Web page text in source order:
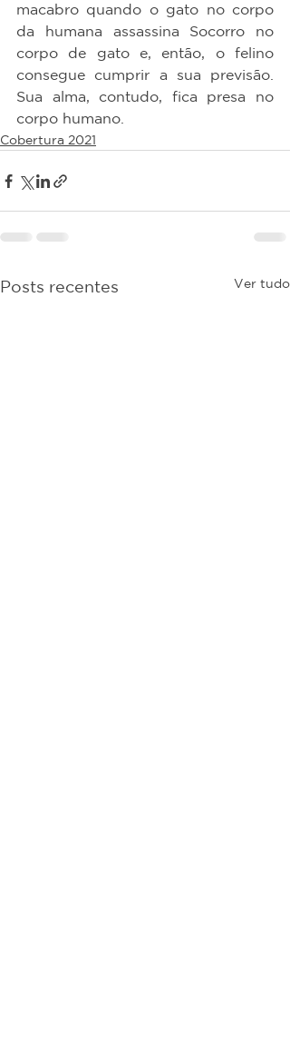
macabro quando o gato no corpo
da humana assassina Socorro no
corpo de gato e, então, o felino
consegue cumprir a sua previsão.
Sua alma, contudo, fica presa no
corpo humano.
Cobertura 2021
Posts recentes Ver tudo